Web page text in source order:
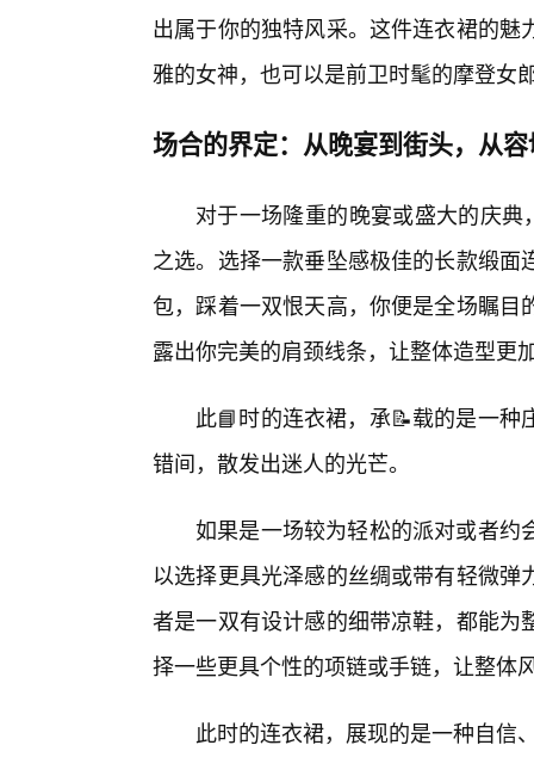
出属于你的独特风采。这件连衣裙的
雅的女神，也可以是前卫时髦的摩登女
场合的界定：从晚宴到街头，从
对于一场隆重的晚宴或盛大的庆典
之选。选择一款垂坠感极佳的长款缎
包，踩着一双恨天高，你便是全场瞩
露出你完美的肩颈线条，让整体造型更
此📘时的连衣裙，承📝载的是一
错间，散发出迷人的光芒。
如果是一场较为轻松的派对或者约
以选择更具光泽感的丝绸或带有轻微
者是一双有设计感的细带凉鞋，都能
择一些更具个性的项链或手链，让整体
此时的连衣裙，展现的是一种自信